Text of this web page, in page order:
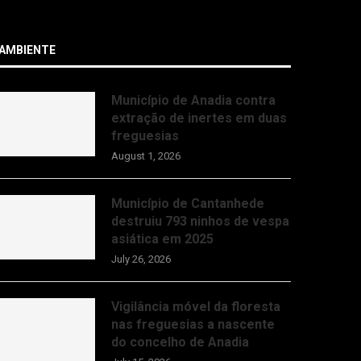
Município de Anadia contra
extração de inertes em duas
freguesias
August 1, 2026
Município de Cantanhede
destruiu 793 ninhos de vespa
asiática em 2025
July 26, 2026
Vigilância móvel da floresta
nas freguesias a nascente
do concelho de Anadia